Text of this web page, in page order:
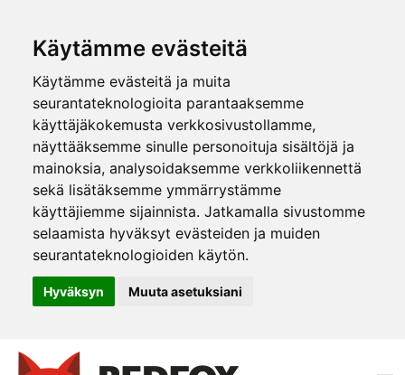
Käytämme evästeitä
Käytämme evästeitä ja muita
seurantateknologioita parantaaksemme
käyttäjäkokemusta verkkosivustollamme,
näyttääksemme sinulle personoituja sisältöjä ja
mainoksia, analysoidaksemme verkkoliikennettä
sekä lisätäksemme ymmärrystämme
käyttäjiemme sijainnista. Jatkamalla sivustomme
selaamista hyväksyt evästeiden ja muiden
seurantateknologioiden käytön.
Hyväksyn Muuta asetuksiani